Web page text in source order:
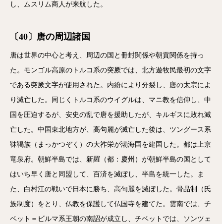
し、ムスリム商人が来航した。
〔40〕唐の周辺諸国
唐は世界の中心と考え、周辺の国と冊封関係や朝貢関係を持っ
た。モンゴル高原のトルコ系の突厥では、北方遊牧民最初の文字
である突厥文字が使用された。内紛により分裂し、唐の太宗によ
り滅亡した。同じくトルコ系のウイグルは、マニ教を信仰し、中
国を圧迫するが、安史の乱で唐を援助したが、キルギスに敗れ滅
亡した。中国東北地方が、高句麗が滅亡した後は、ツングース系
靺鞨族（まっかつぞく）の大祚栄が渤海国を建国した。都は上京
竜泉府。朝鮮半島では、新羅（都：慶州）が朝鮮半島の国として
はいち早く唐と同盟して、百済を滅ぼし、半島を統一した。ま
た、白村江の戦いで日本に勝ち、高句麗を滅ぼした。骨品制（氏
族制度）をとり、仏教を保護して仏国寺を建てた。雲南では、チ
ベット＝ビルマ系王朝の南詔が成立し、チベットでは、ソンツェ